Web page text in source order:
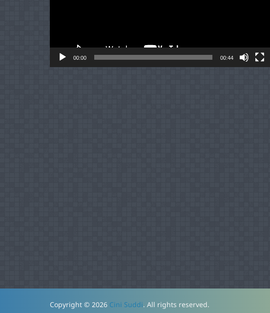
00:00 00:44
Copyright © 2026 Cini Suddi. All rights reserved.